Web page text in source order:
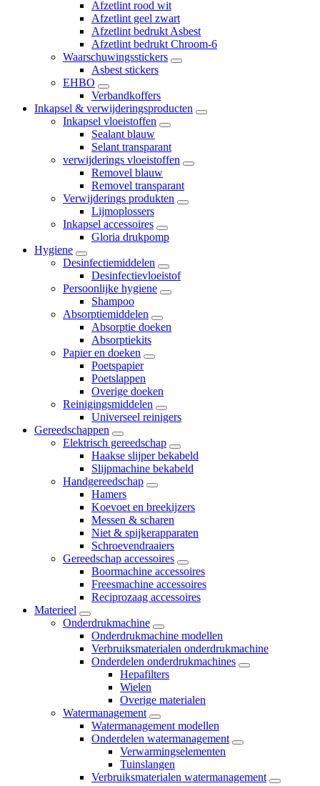
Afzetlint rood wit
Afzetlint geel zwart
Afzetlint bedrukt Asbest
Afzetlint bedrukt Chroom-6
Waarschuwingsstickers
Asbest stickers
EHBO
Verbandkoffers
Inkapsel & verwijderingsproducten
Inkapsel vloeistoffen
Sealant blauw
Selant transparant
verwijderings vloeistoffen
Removel blauw
Removel transparant
Verwijderings produkten
Lijmoplossers
Inkapsel accessoires
Gloria drukpomp
Hygiene
Desinfectiemiddelen
Desinfectievloeistof
Persoonlijke hygiene
Shampoo
Absorptiemiddelen
Absorptie doeken
Absorptiekits
Papier en doeken
Poetspapier
Poetslappen
Overige doeken
Reinigingsmiddelen
Universeel reinigers
Gereedschappen
Elektrisch gereedschap
Haakse slijper bekabeld
Slijpmachine bekabeld
Handgereedschap
Hamers
Koevoet en breekijzers
Messen & scharen
Niet & spijkerapparaten
Schroevendraaiers
Gereedschap accessoires
Boormachine accessoires
Freesmachine accessoires
Reciprozaag accessoires
Materieel
Onderdrukmachine
Onderdrukmachine modellen
Verbruiksmaterialen onderdrukmachine
Onderdelen onderdrukmachines
Hepafilters
Wielen
Overige materialen
Watermanagement
Watermanagement modellen
Onderdelen watermanagement
Verwarmingselementen
Tuinslangen
Verbruiksmaterialen watermanagement